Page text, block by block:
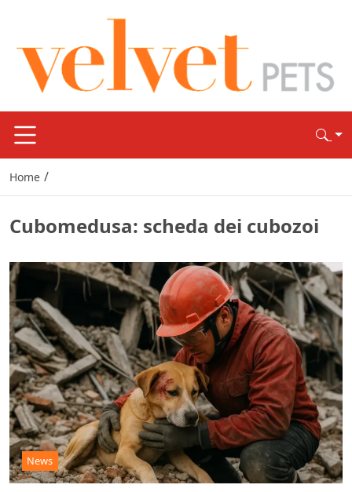
Home /
Cubomedusa: scheda dei cubozoi
News